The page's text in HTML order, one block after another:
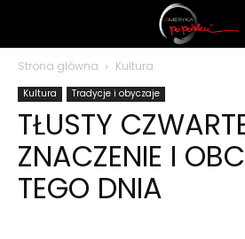
polsku
Strona główna Kultura
Kultura Tradycje i obyczaje
TŁUSTY
ZNACZENIE I
TEGO DNIA